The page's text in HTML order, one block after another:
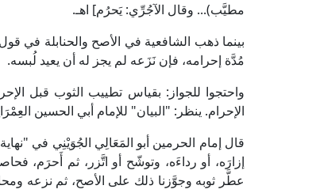
مطيَّب)... وقال الآجُرِّي: يَحرُم] اهـ.
بينما ذهب الشافعية في الأصح والحنابلة في
مُدَّة إحرامه، فإن نَزَعه لم يجز له أن يعيد لُبسه.
واحتجوا للجواز: بقياس تطييب الثوب قبل
الإحرام. ينظر: "البيان" للإمام أبي الحسين العِمْرَانِي (4/ 125، ط. دار
إزارَه، أو رداءَه، وتوشّح أو اتَّزر، ثم أَحرَم،
عطَّر ثوبه وجوَّزنا ذلك على الأصح، ثم نزعه